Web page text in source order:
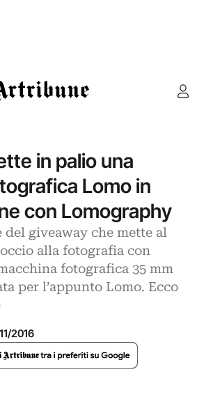
in palio una
Lomo in
con Lomography
del giveaway che mette al
alla fotografia con
fotografica 35 mm
per l’appunto Lomo. Ecco
2016